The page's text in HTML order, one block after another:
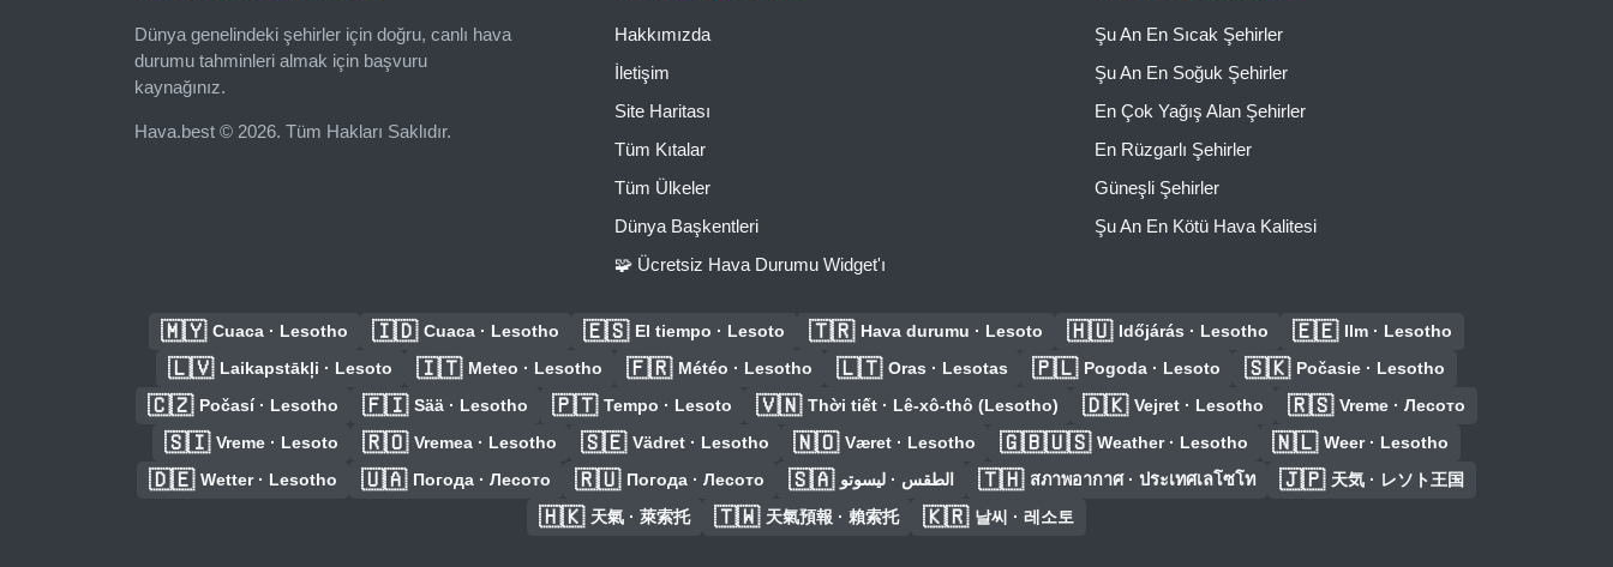
Dünya genelindeki şehirler için doğru, canlı hava
durumu tahminleri almak için başvuru
kaynağınız.
Hava.best © 2026. Tüm Hakları Saklıdır.
Hakkımızda
İletişim
Site Haritası
Tüm Kıtalar
Tüm Ülkeler
Dünya Başkentleri
🧩 Ücretsiz Hava Durumu Widget'ı
Şu An En Sıcak Şehirler
Şu An En Soğuk Şehirler
En Çok Yağış Alan Şehirler
En Rüzgarlı Şehirler
Güneşli Şehirler
Şu An En Kötü Hava Kalitesi
🇲🇾 Cuaca · Lesotho 🇮🇩 Cuaca · Lesotho 🇪🇸 El tiempo · Lesoto 🇹🇷 Hava durumu · Lesoto 🇭🇺 Időjárás · Lesotho 🇪🇪 Ilm · Lesotho
🇱🇻 Laikapstākļi · Lesoto 🇮🇹 Meteo · Lesotho 🇫🇷 Météo · Lesotho 🇱🇹 Oras · Lesotas 🇵🇱 Pogoda · Lesoto 🇸🇰 Počasie · Lesotho
🇨🇿 Počasí · Lesotho 🇫🇮 Sää · Lesotho 🇵🇹 Tempo · Lesoto 🇻🇳 Thời tiết · Lê-xô-thô (Lesotho) 🇩🇰 Vejret · Lesotho 🇷🇸 Vreme · Лесото
🇸🇮 Vreme · Lesoto 🇷🇴 Vremea · Lesotho 🇸🇪 Vädret · Lesotho 🇳🇴 Været · Lesotho 🇬🇧🇺🇸 Weather · Lesotho 🇳🇱 Weer · Lesotho
🇩🇪 Wetter · Lesotho 🇺🇦 Погода · Лесото 🇷🇺 Погода · Лесото 🇸🇦 الطقس · ليسوتو 🇹🇭 สภาพอากาศ · ประเทศเลโซโท 🇯🇵 天気 · レソト王国
🇭🇰 天氣 · 萊索托 🇹🇼 天氣預報 · 賴索托 🇰🇷 날씨 · 레소토